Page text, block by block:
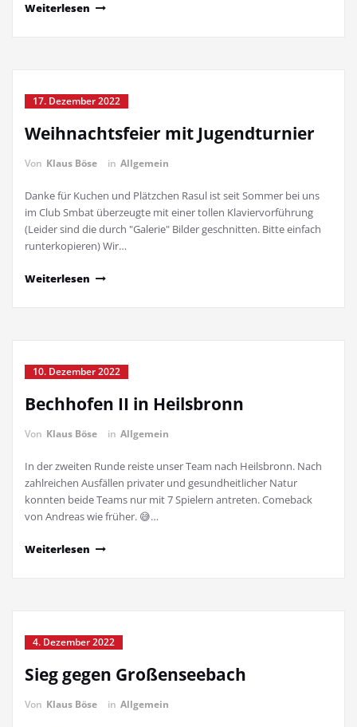
Weiterlesen
17. Dezember 2022
Weihnachtsfeier mit Jugendturnier
Von Klaus Böse in Allgemein
Danke für Kuchen und Plätzchen Rasul ist seit Sommer bei uns
im Club Smbat überzeugte mit einer tollen Klaviervorführung
(Leider sind die durch "Galerie" Bilder geschnitten. Bitte einfach
runterkopieren) Wir…
Weiterlesen
10. Dezember 2022
Bechhofen II in Heilsbronn
Von Klaus Böse in Allgemein
In der zweiten Runde reiste unser Team nach Heilsbronn. Nach
zahlreichen Ausfällen privater und gesundheitlicher Natur
konnten beide Teams nur mit 7 Spielern antreten. Comeback
von Andreas wie früher. 😅…
Weiterlesen
4. Dezember 2022
Sieg gegen Großenseebach
Von Klaus Böse in Allgemein